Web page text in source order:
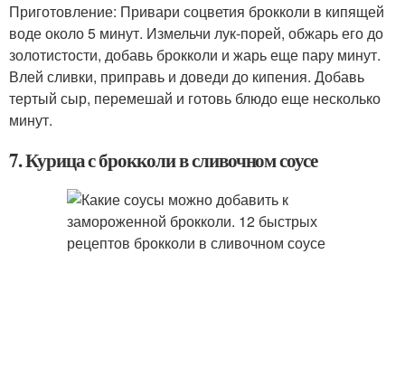
Приготовление: Привари соцветия брокколи в кипящей
воде около 5 минут. Измельчи лук-порей, обжарь его до
золотистости, добавь брокколи и жарь еще пару минут.
Влей сливки, приправь и доведи до кипения. Добавь
тертый сыр, перемешай и готовь блюдо еще несколько
минут.
7. Курица с брокколи в сливочном соусе